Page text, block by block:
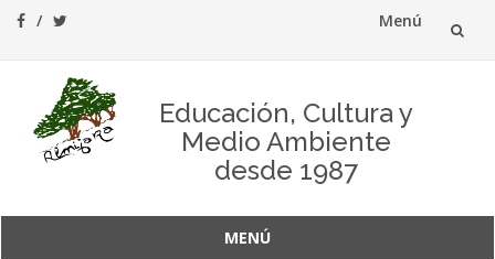
Menú
contenido
Educación, Cultura y
Medio Ambiente
desde 1987
MENÚ